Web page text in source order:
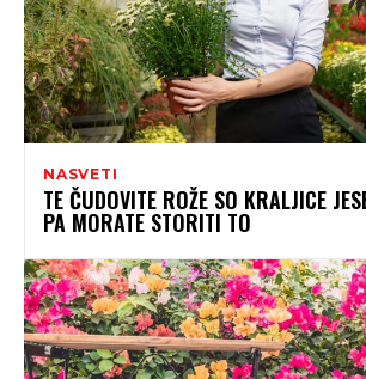
NASVETI
TE ČUDOVITE ROŽE SO KRALJICE
PA MORATE STORITI TO